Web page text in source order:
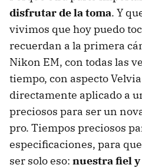
disfrutar de la toma. Y
vivimos que hoy puedo
recuerdan a la primera
Nikon EM, con todas las
tiempo, con aspecto
directamente aplicado a
preciosos para ser un
pro. Tiempos preciosos
especificaciones, para
ser solo eso: nuestra fiel